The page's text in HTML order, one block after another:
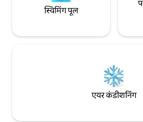
स्विमिंग पूल
एयर कंडीशनिंग